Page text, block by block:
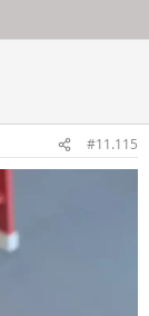
#11.115